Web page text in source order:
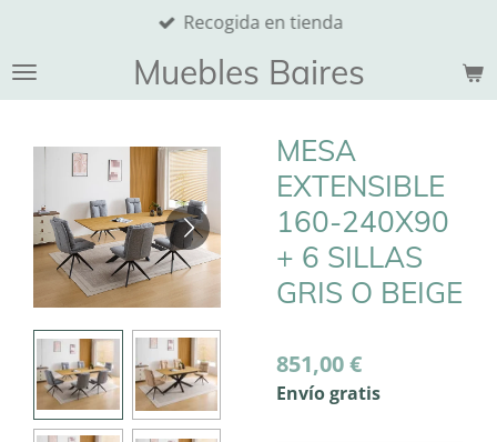
contenido
principal
Muebles Baires
Recogida en tienda
MESA
EXTENSIBLE
160-240X90
+ 6 SILLAS
GRIS O BEIGE
851,00 €
Envío gratis